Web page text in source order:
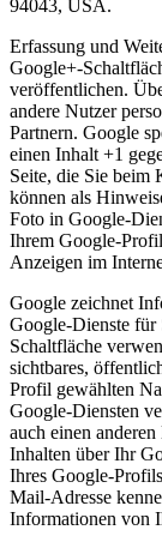
94043, USA.
Erfassung und
Google+-
veröffentlichen.
andere Nutzer
Partnern. Google
einen Inhalt +1
Seite, die Sie beim
können als
Foto in Google-
Ihrem Google-
Anzeigen im
Google zeichnet
Google-Dienste für
Schaltfläche
sichtbares,
Profil gewählten
Google-Diensten
auch einen
Inhalten über Ihr
Ihres Google-
Mail-Adresse
Informationen von